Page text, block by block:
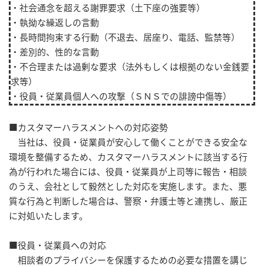
・社会通念を超える謝罪要求（土下座の強要等）
・執拗な繰返しの言動
・長時間拘束する行動（不退去、居座り、電話、監禁等）
・差別的、性的な言動
・不合理または過剰な要求（法外もしくは根拠のない金銭要
求等）
・役員・従業員個人への攻撃（ＳＮＳでの誹謗中傷等）
■カスタマーハラスメントへの対応姿勢
当社は、役員・従業員が安心して働くことができる安全な
環境を整備するため、カスタマーハラスメントに該当する行
為が行われた場合には、役員・従業員が上司等に報告・相談
のうえ、会社として毅然とした対応を実施します。また、悪
質な行為と判断した場合は、警察・弁護士等と連携し、厳正
に対処いたします。
■役員・従業員への対応
相談者のプライバシーを保護するための必要な措置を講じ